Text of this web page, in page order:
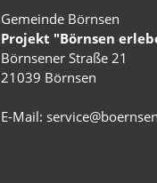
Gemeinde Börnsen
Projekt "Börnsen
Börnsener Straße 21
21039 Börnsen
E-Mail: